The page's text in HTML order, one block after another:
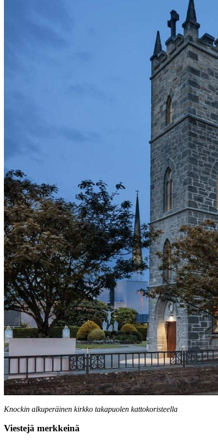
Knockin alkuperäinen kirkko takapuolen kattokoristeella
Viestejä merkkeinä